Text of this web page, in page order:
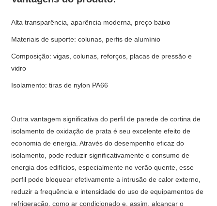
Alta transparência, aparência moderna, preço baixo
Materiais de suporte: colunas, perfis de alumínio
Composição: vigas, colunas, reforços, placas de pressão e
vidro
Isolamento: tiras de nylon PA66
Outra vantagem significativa do perfil de parede de cortina de
isolamento de oxidação de prata é seu excelente efeito de
economia de energia. Através do desempenho eficaz do
isolamento, pode reduzir significativamente o consumo de
energia dos edifícios, especialmente no verão quente, esse
perfil pode bloquear efetivamente a intrusão de calor externo,
reduzir a frequência e intensidade do uso de equipamentos de
refrigeração, como ar condicionado e, assim, alcançar o